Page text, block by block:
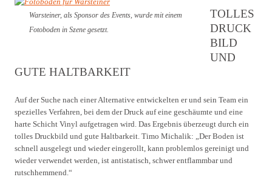
Warsteiner, als Sponsor des Events, wurde mit einem
Fotoboden in Szene gesetzt.
TOLLES
DRUCK
BILD
UND
GUTE HALTBARKEIT
Auf der Suche nach einer Alternative entwickelten er und sein Team ein
spezielles Verfahren, bei dem der Druck auf eine geschäumte und eine
harte Schicht Vinyl aufgetragen wird. Das Ergebnis überzeugt durch ein
tolles Druckbild und gute Haltbarkeit. Timo Michalik: „Der Boden ist
schnell ausgelegt und wieder eingerollt, kann problemlos gereinigt und
wieder verwendet werden, ist antistatisch, schwer entflammbar und
rutschhemmend.“